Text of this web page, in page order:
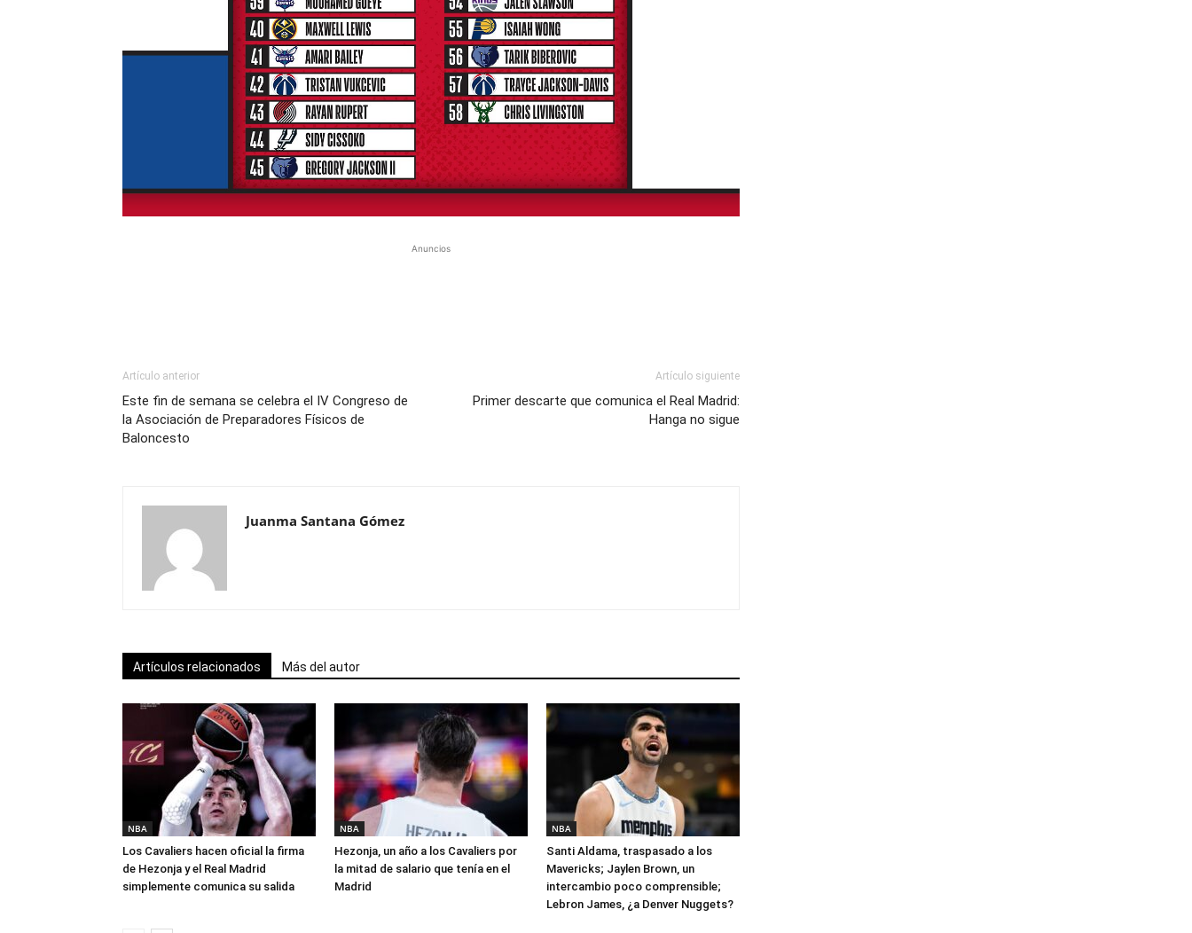
Anuncios
Artículo anterior
Este fin de semana se celebra el IV Congreso de
la Asociación de Preparadores Físicos de
Baloncesto
Artículo siguiente
Primer descarte que comunica el Real Madrid:
Hanga no sigue
Juanma Santana Gómez
Artículos relacionados Más del autor
NBA
Los Cavaliers hacen oficial la firma
de Hezonja y el Real Madrid
simplemente comunica su salida
NBA
Hezonja, un año a los Cavaliers por
la mitad de salario que tenía en el
Madrid
NBA
Santi Aldama, traspasado a los
Mavericks; Jaylen Brown, un
intercambio poco comprensible;
Lebron James, ¿a Denver Nuggets?